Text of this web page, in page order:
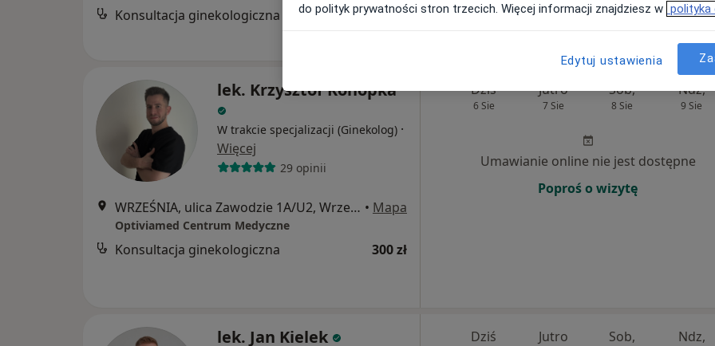
Konsultacja ginekologiczna 300 zł
lek. Krzysztof Konopka
W trakcie specjalizacji (Ginekolog) ·
Więcej
29 opinii
WRZEŚNIA, ulica Zawodzie 1A/U2, Września • Mapa
Optiviamed Centrum Medyczne
Konsultacja ginekologiczna 300 zł
Dziś
6 Sie
Jutro
7 Sie
Sob,
8 Sie
Ndz,
9 Sie
Umawianie online nie jest dostępne
Poproś o wizytę
lek. Jan Kielek Dziś Jutro Sob, Ndz,
do polityk prywatności stron trzecich. Więcej informacji znajdziesz w polityka
Edytuj ustawienia